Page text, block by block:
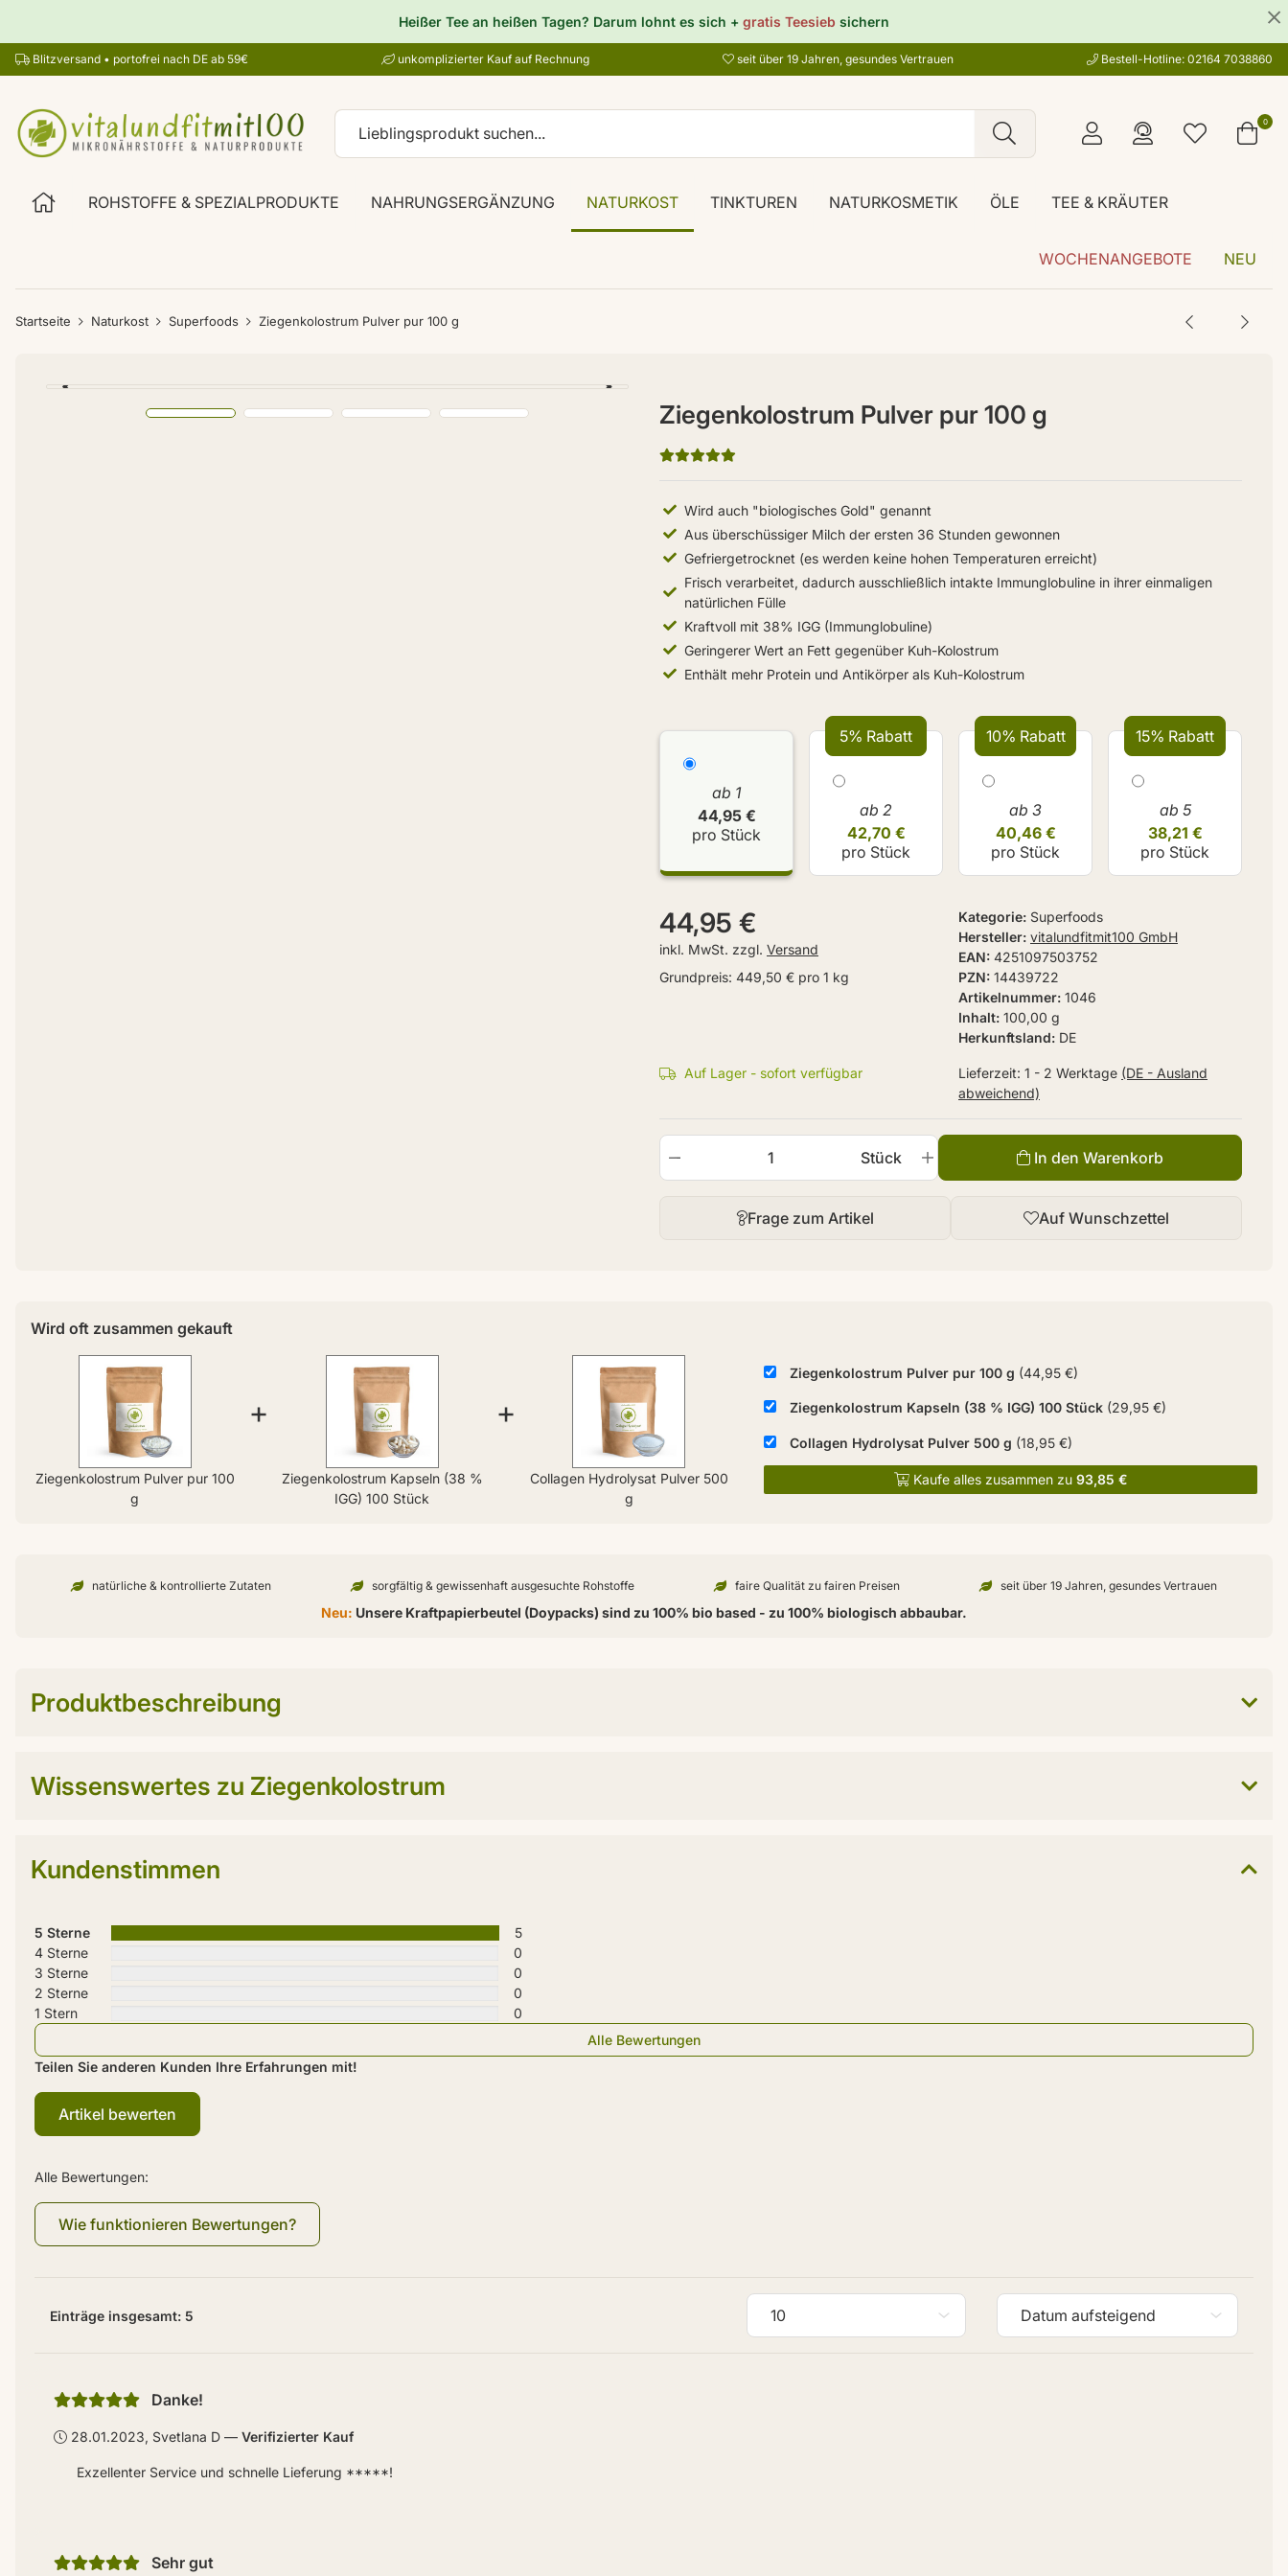
Heißer Tee an heißen Tagen? Darum lohnt es sich + gratis Teesieb sichern
Blitzversand • portofrei nach DE ab 59€ unkomplizierter Kauf auf Rechnung seit über 19 Jahren, gesundes Vertrauen Bestell-Hotline: 02164 7038860
ROHSTOFFE & SPEZIALPRODUKTE NAHRUNGSERGÄNZUNG NATURKOST TINKTUREN NATURKOSMETIK ÖLE TEE & KRÄUTER
WOCHENANGEBOTE NEU
0
Startseite Naturkost Superfoods Ziegenkolostrum Pulver pur 100 g
Ziegenkolostrum Pulver pur 100 g
Inhalt 100,00 g
Hersteller vitalundfitmit100 GmbH
Artikelnummer 1046
PZN 14439722
EAN 4251097503752
Herkunftsland DE
Kategorie Superfoods
Wird auch "biologisches Gold" genannt
Aus überschüssiger Milch der ersten 36 Stunden gewonnen
Gefriergetrocknet (es werden keine hohen Temperaturen erreicht)
Frisch verarbeitet, dadurch ausschließlich intakte Immunglobuline in ihrer einmaligen
natürlichen Fülle
Kraftvoll mit 38% IGG (Immunglobuline)
Geringerer Wert an Fett gegenüber Kuh-Kolostrum
Enthält mehr Protein und Antikörper als Kuh-Kolostrum
44,95 €
inkl. MwSt. zzgl. Versand
Grundpreis: 449,50 € pro 1 kg
Frage zum Artikel Auf Wunschzettel
Stück In den Warenkorb
Auf Lager - sofort verfügbar Lieferzeit: 1 - 2 Werktage (DE - Ausland
abweichend)
ab 1
44,95 €
pro Stück
5% Rabatt
ab 2
42,70 €
pro Stück
10% Rabatt
ab 3
40,46 €
pro Stück
15% Rabatt
ab 5
38,21 €
pro Stück
Wird oft zusammen gekauft
Ziegenkolostrum Pulver pur 100
g
+
Ziegenkolostrum Kapseln (38 %
IGG) 100 Stück
+
Collagen Hydrolysat Pulver 500
g
Ziegenkolostrum Pulver pur 100 g (44,95 €)
Ziegenkolostrum Kapseln (38 % IGG) 100 Stück (29,95 €)
Collagen Hydrolysat Pulver 500 g (18,95 €)
Kaufe alles zusammen zu 93,85 €
natürliche & kontrollierte Zutaten sorgfältig & gewissenhaft ausgesuchte Rohstoffe faire Qualität zu fairen Preisen seit über 19 Jahren, gesundes Vertrauen
Neu: Unsere Kraftpapierbeutel (Doypacks) sind zu 100% bio based - zu 100% biologisch abbaubar.
Produktbeschreibung
Wissenswertes zu Ziegenkolostrum
Kundenstimmen
5 Sterne
5
4 Sterne
0
3 Sterne
0
2 Sterne
0
1 Stern
0
Alle Bewertungen
Teilen Sie anderen Kunden Ihre Erfahrungen mit!
Artikel bewerten
Alle Bewertungen:
Wie funktionieren Bewertungen?
Einträge insgesamt: 5
Danke!
28.01.2023, Svetlana D Verifizierter Kauf
Exzellenter Service und schnelle Lieferung *****!
Sehr gut